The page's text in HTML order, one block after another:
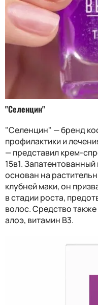
"Селенцин"
"Селенцин" — бренд
профилактики и
— представил крем-
15в1.
основан на
клубней маки, он
в стадии роста,
волос. Средство
алоэ, витамин В3.